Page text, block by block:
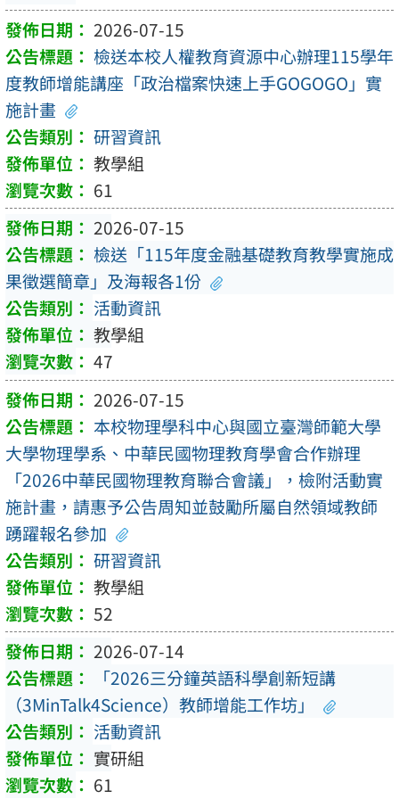
2026-07-15
檢送本校人權教育資源中心辦理115學年
度教師增能講座「政治檔案快速上手GOGOGO」實
施計畫
研習資訊
教學組
61
2026-07-15
檢送「115年度金融基礎教育教學實施成
果徵選簡章」及海報各1份
活動資訊
教學組
47
2026-07-15
本校物理學科中心與國立臺灣師範大學
大學物理學系、中華民國物理教育學會合作辦理
「2026中華民國物理教育聯合會議」，檢附活動實
施計畫，請惠予公告周知並鼓勵所屬自然領域教師
踴躍報名參加
研習資訊
教學組
52
2026-07-14
「2026三分鐘英語科學創新短講
（3MinTalk4Science）教師增能工作坊」
活動資訊
實研組
61